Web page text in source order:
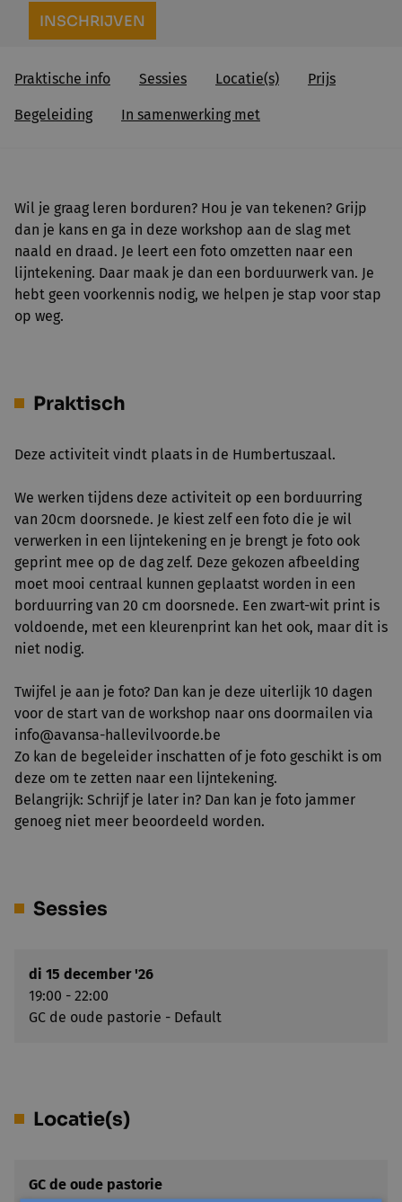
INSCHRIJVEN
Praktische info Sessies Locatie(s) Prijs
Begeleiding In samenwerking met
Wil je graag leren borduren? Hou je van tekenen? Grijp
dan je kans en ga in deze workshop aan de slag met
naald en draad. Je leert een foto omzetten naar een
lijntekening. Daar maak je dan een borduurwerk van. Je
hebt geen voorkennis nodig, we helpen je stap voor stap
op weg.
Praktisch
Deze activiteit vindt plaats in de Humbertuszaal.
We werken tijdens deze activiteit op een borduurring
van 20cm doorsnede. Je kiest zelf een foto die je wil
verwerken in een lijntekening en je brengt je foto ook
geprint mee op de dag zelf. Deze gekozen afbeelding
moet mooi centraal kunnen geplaatst worden in een
borduurring van 20 cm doorsnede. Een zwart-wit print is
voldoende, met een kleurenprint kan het ook, maar dit is
niet nodig.
Twijfel je aan je foto? Dan kan je deze uiterlijk 10 dagen
voor de start van de workshop naar ons doormailen via
info@avansa-hallevilvoorde.be
Zo kan de begeleider inschatten of je foto geschikt is om
deze om te zetten naar een lijntekening.
Belangrijk: Schrijf je later in? Dan kan je foto jammer
genoeg niet meer beoordeeld worden.
Sessies
di 15 december '26
19:00 - 22:00
GC de oude pastorie - Default
Locatie(s)
GC de oude pastorie